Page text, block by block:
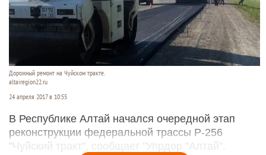
Дорожный ремонт на Чуйском тракте.
altairegion22.ru
24 апреля 2017 в 10:55
В Республике Алтай начался очередной этап
реконструкции федеральной трассы Р-256
"Чуйский тракт", сообщает "Упрдор "Алтай".